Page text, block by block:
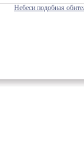
Небеси подобная